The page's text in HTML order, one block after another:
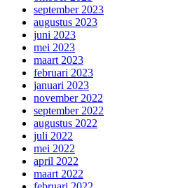
september 2023
augustus 2023
juni 2023
mei 2023
maart 2023
februari 2023
januari 2023
november 2022
september 2022
augustus 2022
juli 2022
mei 2022
april 2022
maart 2022